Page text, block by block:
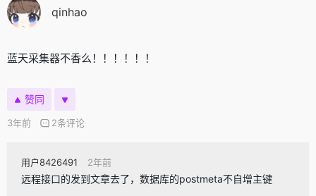
qinhao
蓝天采集器不香么！！！！！！
赞同
3年前 2条评论
用户8426491 2年前
远程接口的发到文章去了，数据库的postmeta不自增主键